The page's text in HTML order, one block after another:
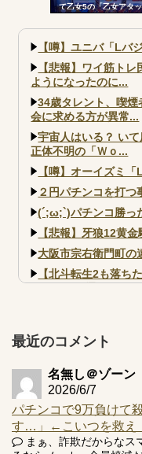
て乙女5の「乙女アタ
度が公開される！みん
と比べてどうよ？
【噂】ユニバ「Lバ
【悲報】ワイ筋ト
ようになったのに...
34歳タレント、喫
会に求める方が異常...
宇宙人はいる？ い
正体不明の「Ｗｏ...
【噂】オーイズミ
２円パチンコを打つ
(´;ω;`)パチンコ勝
【悲報】牙狼12黄
大阪市宗右衛門町の
【北斗転生2も落ち
的な何かが通りにく...
アズールレーン スロ
Powered by livedoor
最近のコメント
名無し＠ゾーン
2026/6/7
パチンコで9万負けて
す…」←こいつを救え
まぁ、詐欺だからなス